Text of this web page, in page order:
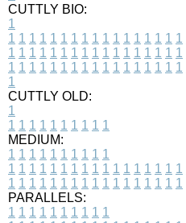
CUTTLY BIO:
1
1 1 1 1 1 1 1 1 1 1 1 1 1 1 1 1 1
1 1 1 1 1 1 1 1 1 1 1 1 1 1 1 1 1
1 1 1 1 1 1 1 1 1 1 1 1 1 1 1 1 1
1
CUTTLY OLD:
1
1 1 1 1 1 1 1 1 1 1
MEDIUM:
1 1 1 1 1 1 1 1 1 1
1 1 1 1 1 1 1 1 1 1 1 1 1 1 1 1 1
1 1 1 1 1 1 1 1 1 1 1 1 1 1 1 1 1
PARALLELS:
1 1 1 1 1 1 1 1 1 1